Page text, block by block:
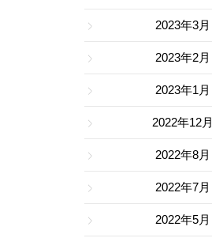
2023年3月
2023年2月
2023年1月
2022年12月
2022年8月
2022年7月
2022年5月